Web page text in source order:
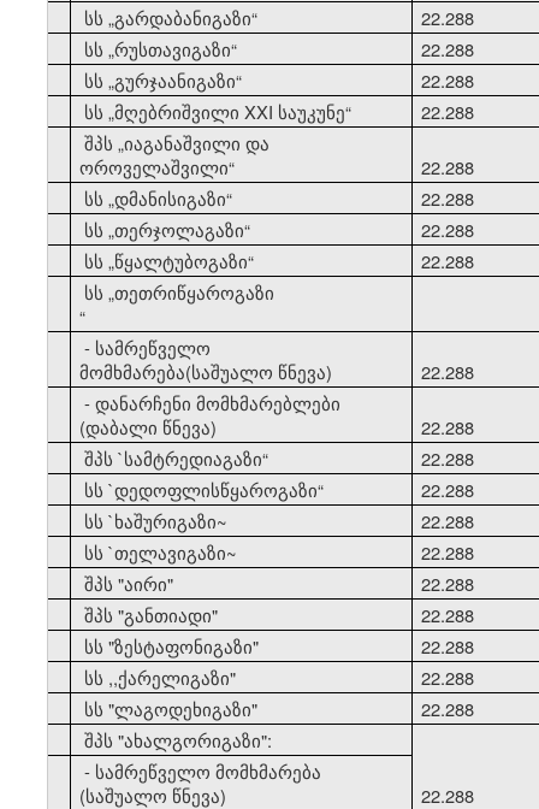
სს„გარდაბანიგაზი“
22.288
სს„რუსთავიგაზი“
22.288
სს„გურჯაანიგაზი“
22.288
სს„მღებრიშვილი XXI საუკუნე“ 22.288
შპს„იაგანაშვილი და
ოროველაშვილი“
22.288
სს„დმანისიგაზი“
22.288
სს„თერჯოლაგაზი“
22.288
სს„წყალტუბოგაზი“ 22.288
სს„თეთრიწყაროგაზი
“
- სამრეწველო
მომხმარება(საშუალო წნევა)
22.288
- დანარჩენი მომხმარებლები
(დაბალი წნევა)
22.288
შპს `სამტრედიაგაზი“
22.288
სს `დედოფლისწყაროგაზი“
22.288
სს `ხაშურიგაზი~
22.288
სს `თელავიგაზი~
22.288
შპს "აირი"
22.288
შპს "განთიადი"
22.288
სს "ზესტაფონიგაზი"
22.288
სს ,,ქარელიგაზი"
22.288
სს "ლაგოდეხიგაზი"
22.288
შპს "ახალგორიგაზი":
- სამრეწველო მომხმარება
(საშუალო წნევა)
22.288